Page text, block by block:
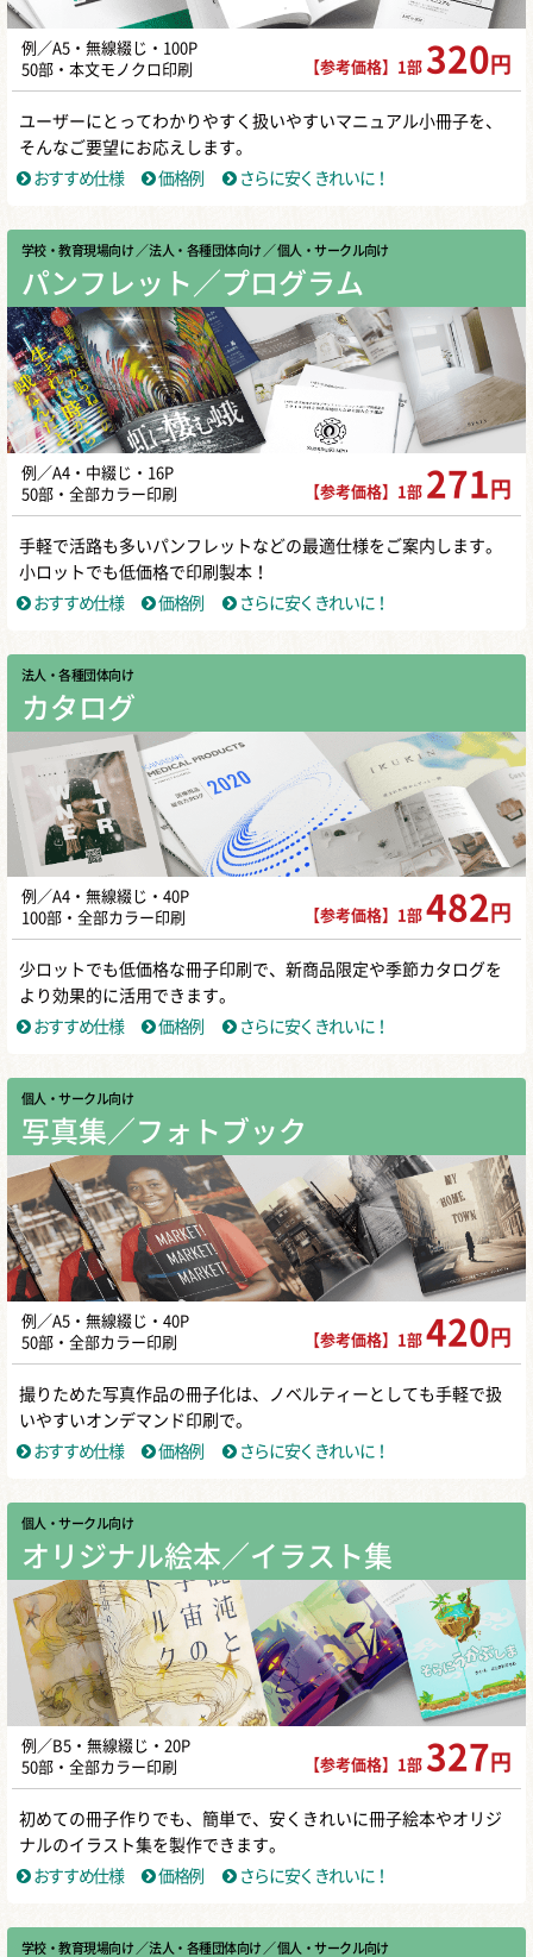
例／A5・無線綴じ・100P
50部・本文モノクロ印刷
【参考価格】1部 320 円
ユーザーにとってわかりやすく扱いやすいマニュアル小冊子を、
そんなご要望にお応えします。
おすすめ仕様
価格例 さらに安くきれいに！
学校・教育現場向け ／ 法人・各種団体向け ／ 個人・サークル向け
パンフレット／プログラム
例／A4・中綴じ・16P
50部・全部カラー印刷
【参考価格】1部 271 円
手軽で活路も多いパンフレットなどの最適仕様をご案内します。
小ロットでも低価格で印刷製本！
おすすめ仕様
価格例 さらに安くきれいに！
法人・各種団体向け
カタログ
例／A4・無線綴じ・40P
100部・全部カラー印刷
【参考価格】1部 482 円
少ロットでも低価格な冊子印刷で、新商品限定や季節カタログを
より効果的に活用できます。
おすすめ仕様
価格例 さらに安くきれいに！
個人・サークル向け
写真集／フォトブック
例／A5・無線綴じ・40P
50部・全部カラー印刷
【参考価格】1部 420 円
撮りためた写真作品の冊子化は、ノベルティーとしても手軽で扱
いやすいオンデマンド印刷で。
おすすめ仕様
価格例 さらに安くきれいに！
個人・サークル向け
オリジナル絵本／イラスト集
例／B5・無線綴じ・20P
50部・全部カラー印刷
【参考価格】1部 327 円
初めての冊子作りでも、簡単で、安くきれいに冊子絵本やオリジ
ナルのイラスト集を製作できます。
おすすめ仕様
価格例 さらに安くきれいに！
学校・教育現場向け ／ 法人・各種団体向け ／ 個人・サークル向け